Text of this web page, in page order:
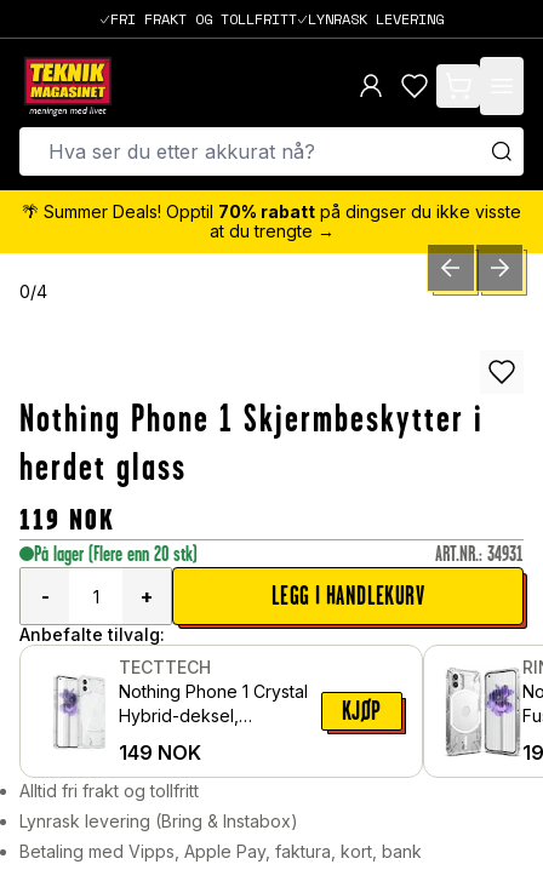
FRI FRAKT OG TOLLFRITT LYNRASK LEVERING
items in cart,
🌴 Summer Deals! Opptil 70% rabatt på dingser du ikke visste
at du trengte →
0/4 PREVIOUSNEXT
Nothing Phone 1 Skjermbeskytter i
herdet glass
119 NOK
På lager (Flere enn 20 stk) ART.NR.: 34931
-
+ LEGG I HANDLEKURV
Anbefalte tilvalg:
TECTTECH
Nothing Phone 1 Crystal
Hybrid-deksel,
149 NOK
KJØP
Alltid fri frakt og tollfritt
Lynrask levering (Bring & Instabox)
Betaling med Vipps, Apple Pay, faktura, kort, bank